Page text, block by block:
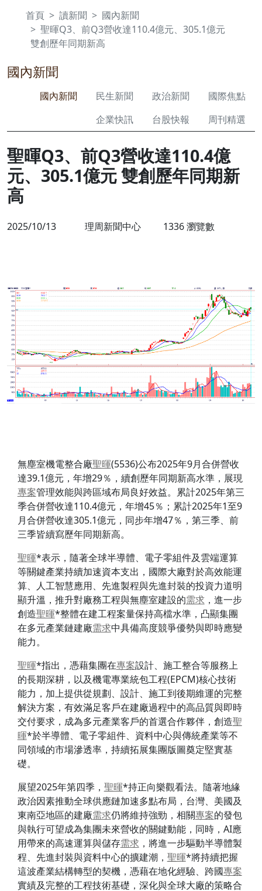
首頁 讀新聞
國內新聞
聖暉Q3、前Q3營收達110.4億元、305.1億元
雙創歷年同期新高
國內新聞
國內新聞 民生新聞 政治新聞
國際焦點
企業快訊
台股快報 周刊精選
聖暉Q3、前Q3營收達110.4億
元、305.1億元 雙創歷年同期新
高
2025/10/13 理周新聞中心 1336 瀏覽數
無塵室機電整合廠聖暉(5536)公布2025年9月合併營收
達39.1億元，年增29％，續創歷年同期新高水準，展現
專案管理效能與跨區域布局良好效益。累計2025年第三
季合併營收達110.4億元，年增45％；累計2025年1至9
月合併營收達305.1億元，同步年增47％，第三季、前
三季皆續寫歷年同期新高。
聖暉*表示，隨著全球半導體、電子零組件及雲端運算
等關鍵產業持續加速資本支出，國際大廠對於高效能運
算、人工智慧應用、先進製程與先進封裝的投資力道明
顯升溫，推升對廠務工程與無塵室建設的需求，進一步
創造聖暉*整體在建工程案量保持高檔水準，凸顯集團
在多元產業鏈建廠需求中具備高度競爭優勢與即時應變
能力。
聖暉*指出，憑藉集團在專案設計、施工整合等服務上
的長期深耕，以及機電專業統包工程(EPCM)核心技術
能力，加上提供從規劃、設計、施工到後期維運的完整
解決方案，有效滿足客戶在建廠過程中的高品質與即時
交付要求，成為多元產業客戶的首選合作夥伴，創造聖
暉*於半導體、電子零組件、資料中心與傳統產業等不
同領域的市場滲透率，持續拓展集團版圖奠定堅實基
礎。
展望2025年第四季， 聖暉*持正向樂觀看法。隨著地緣
政治因素推動全球供應鏈加速多點布局，台灣、美國及
東南亞地區的建廠需求仍將維持強勁，相關專案的發包
與執行可望成為集團未來營收的關鍵動能，同時，AI應
用帶來的高速運算與儲存需求，將進一步驅動半導體製
程、先進封裝與資料中心的擴建潮， 聖暉*將持續把握
這波產業結構轉型的契機，憑藉在地化經驗、跨國專案
實績及完整的工程技術基礎，深化與全球大廠的策略合